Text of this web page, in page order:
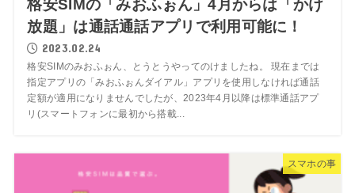
格安SIMの「みおふぉん」4月からは「かけ
放題」は通話通話アプリで利用可能に！
2023.02.24
格安SIMのみおふぉん、とうとうやってのけましたね。 現在までは
指定アプリの「みおふぉんダイアル」アプリを使用しなければ通話
定額が適用になりませんでしたが、2023年4月以降は標準通話アプ
リ(スマートフォンに最初から搭載...
スマホの事